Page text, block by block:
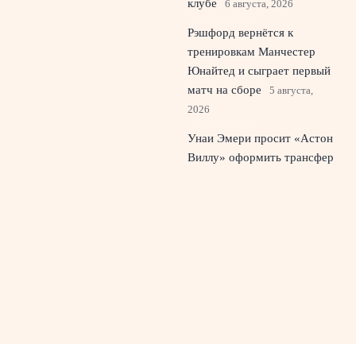
клубе
6 августа, 2026
Рэшфорд вернётся к
тренировкам Манчестер
Юнайтед и сыграет первый
матч на сборе
5 августа,
2026
Унаи Эмери просит «Астон
Виллу» оформить трансфер